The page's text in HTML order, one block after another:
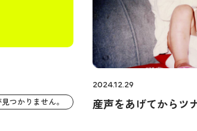
つかりません。
2024.12.29
産声をあげてからツ